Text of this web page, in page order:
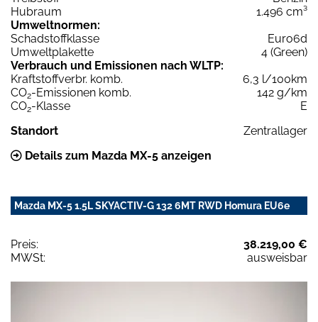
Hubraum
1.496 cm³
Umweltnormen:
Schadstoffklasse
Euro6d
Umweltplakette
4 (Green)
Verbrauch und Emissionen nach WLTP:
Kraftstoffverbr. komb.
6,3 l/100km
CO2-Emissionen komb.
142 g/km
CO2-Klasse
E
Standort
Zentrallager
Details zum Mazda MX-5 anzeigen
Mazda MX-5 1.5L SKYACTIV-G 132 6MT RWD Homura EU6e
Preis:
38.219,00 €
MWSt:
ausweisbar